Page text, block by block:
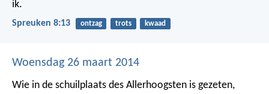
ik.
Spreuken 8:13 ontzag trots kwaad
Woensdag 26 maart 2014
Wie in de schuilplaats des Allerhoogsten is gezeten,